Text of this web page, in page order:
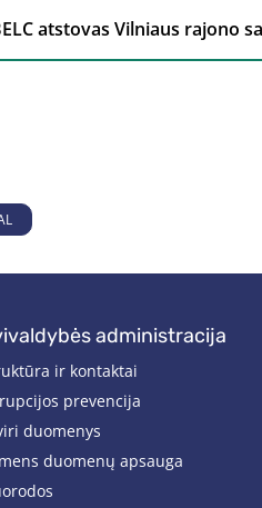
atstovas Vilniaus rajono
administracija
ir kontaktai
prevencija
duomenys
duomenų apsauga